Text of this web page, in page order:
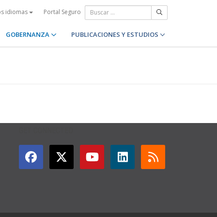
idiomas Portal Seguro
GOBERNANZA PUBLICACIONES Y ESTUDIOS